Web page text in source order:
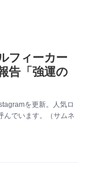
フィーカー
告「強運の
を更新。人気ロ
んでいます。（サムネ